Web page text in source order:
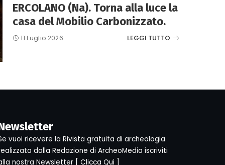
ERCOLANO (Na). Torna alla luce la
casa del Mobilio Carbonizzato.
11 Luglio 2026 LEGGI TUTTO
vuoi ricevere la Rivista gratuita di archeologia
dalla Redazione di ArcheoMedia iscriviti
nostra Newsletter [ Clicca Qui ]